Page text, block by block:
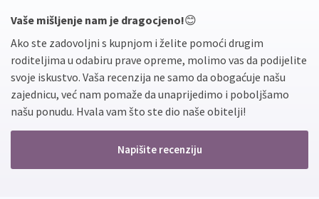
Vaše mišljenje nam je dragocjeno!😊
Ako ste zadovoljni s kupnjom i želite pomoći drugim
roditeljima u odabiru prave opreme, molimo vas da podijelite
svoje iskustvo. Vaša recenzija ne samo da obogaćuje našu
zajednicu, već nam pomaže da unaprijedimo i poboljšamo
našu ponudu. Hvala vam što ste dio naše obitelji!
Napišite recenziju